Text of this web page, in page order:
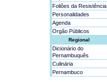
Foliões da Resistência
Personalidades
Agenda
Orgão Públicos
Regional
Dicionário do
Pernambuquês
Culinária
Pernambuco